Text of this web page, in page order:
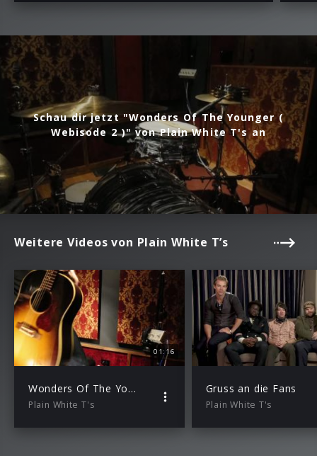
Schau dir jetzt "Wonders Of The Younger (
Webisode 2 )" von Plain White T's an
Weitere Videos von Plain White T’s
01:16
Wonders Of The Younger ( Webisode 1 )
Plain White T's
Gruss an die Fans
Plain White T's